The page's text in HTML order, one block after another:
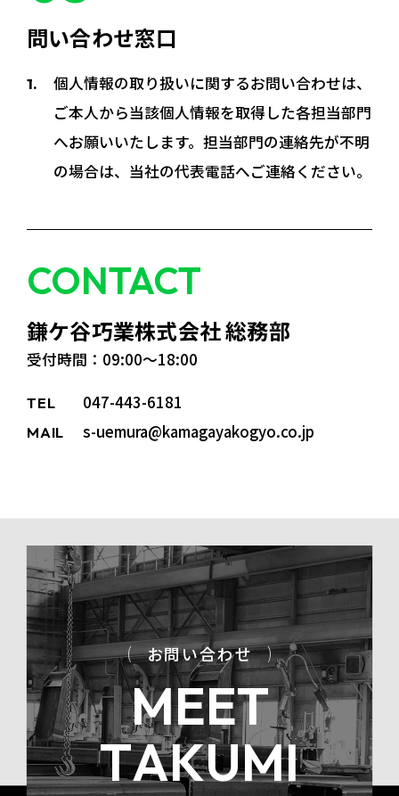
問い合わせ窓口
個人情報の取り扱いに関するお問い合わせは、
ご本人から当該個人情報を取得した各担当部門
へお願いいたします。担当部門の連絡先が不明
の場合は、当社の代表電話へご連絡ください。
CONTACT
鎌ケ谷巧業株式会社 総務部
受付時間：09:00～18:00
TEL 047-443-6181
MAIL s-uemura@kamagayakogyo.co.jp
お問い合わせ
MEET
TAKUMI